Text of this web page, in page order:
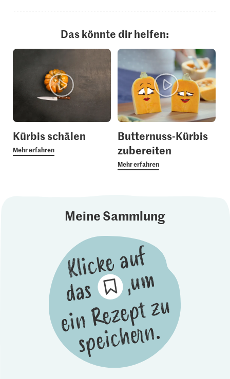
Das könnte dir helfen:
Kürbis schälen
Mehr erfahren
Butternuss-Kürbis
zubereiten
Mehr erfahren
Meine Sammlung